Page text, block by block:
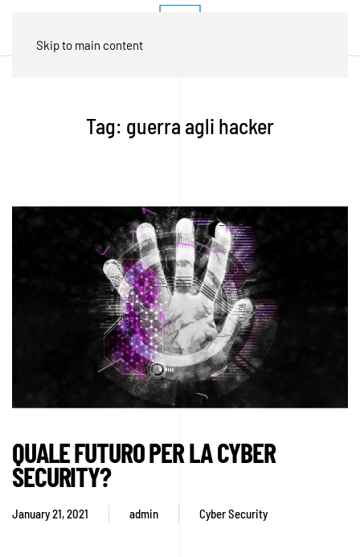
Skip to main content
Tag: guerra agli hacker
QUALE FUTURO PER LA CYBER
SECURITY?
January 21, 2021 admin Cyber Security